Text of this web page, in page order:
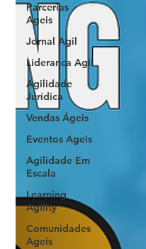
Parcerias
Ageis
Jornal Agil
Lideranca Agil
Agilidade
Jurídica
Vendas Ágeis
Eventos Ageis
Agilidade Em
Escala
Learning
Agility
Comunidades
Ageis